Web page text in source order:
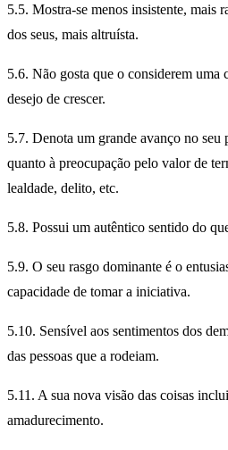
5.5. Mostra-se menos insistente, mais
dos seus, mais altruísta.
5.6. Não gosta que o considerem uma
desejo de crescer.
5.7. Denota um grande avanço no seu
quanto à preocupação pelo valor de
lealdade, delito, etc.
5.8. Possui um autêntico sentido do
5.9. O seu rasgo dominante é o
capacidade de tomar a iniciativa.
5.10. Sensível aos sentimentos dos
das pessoas que a rodeiam.
5.11. A sua nova visão das coisas
amadurecimento.